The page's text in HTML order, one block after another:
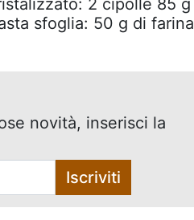
2 cipolle 85 g
sfoglia: 50 g di farina
novità, inserisci la
Iscriviti